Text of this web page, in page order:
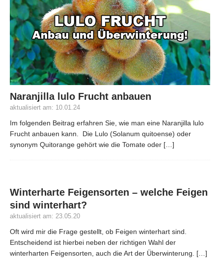
Naranjilla lulo Frucht anbauen
aktualisiert am: 10.01.24
Im folgenden Beitrag erfahren Sie, wie man eine Naranjilla lulo
Frucht anbauen kann. Die Lulo (Solanum quitoense) oder
synonym Quitorange gehört wie die Tomate oder […]
Winterharte Feigensorten – welche Feigen
sind winterhart?
aktualisiert am: 23.05.20
Oft wird mir die Frage gestellt, ob Feigen winterhart sind.
Entscheidend ist hierbei neben der richtigen Wahl der
winterharten Feigensorten, auch die Art der Überwinterung. […]